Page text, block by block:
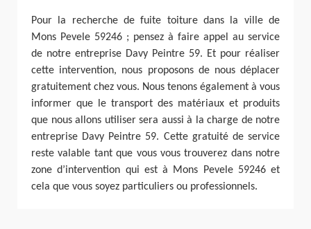
Pour la recherche de fuite toiture dans la ville de
Mons Pevele 59246 ; pensez à faire appel au service
de notre entreprise Davy Peintre 59. Et pour réaliser
cette intervention, nous proposons de nous déplacer
gratuitement chez vous. Nous tenons également à vous
informer que le transport des matériaux et produits
que nous allons utiliser sera aussi à la charge de notre
entreprise Davy Peintre 59. Cette gratuité de service
reste valable tant que vous vous trouverez dans notre
zone d’intervention qui est à Mons Pevele 59246 et
cela que vous soyez particuliers ou professionnels.